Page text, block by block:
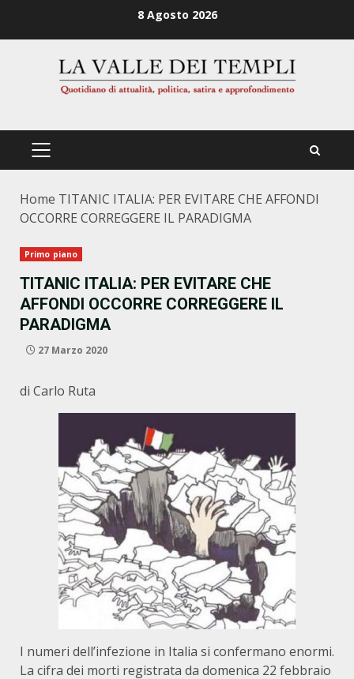
8 Agosto 2026
PRIMÄRES
Home TITANIC ITALIA: PER EVITARE CHE AFFONDI
OCCORRE CORREGGERE IL PARADIGMA
Primo piano
TITANIC ITALIA: PER EVITARE CHE
AFFONDI OCCORRE CORREGGERE IL
PARADIGMA
27 Marzo 2020
di Carlo Ruta
I numeri dell’infezione in Italia si confermano enormi.
La cifra dei morti registrata da domenica 22 febbraio